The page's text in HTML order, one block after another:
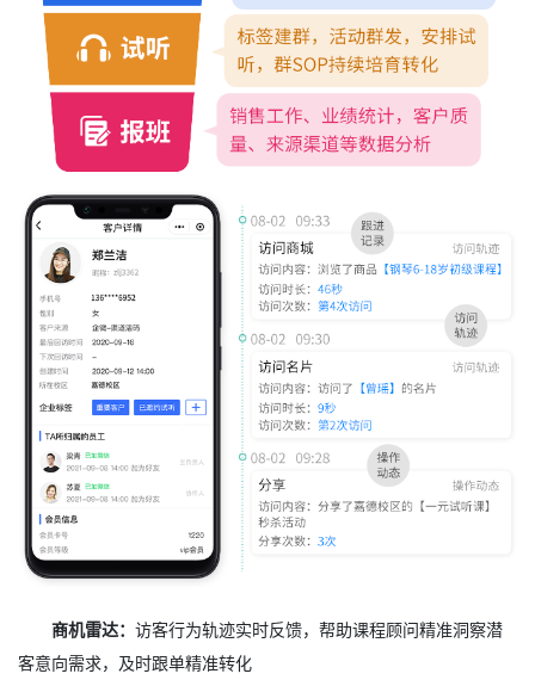
商机雷达：访客行为轨迹实时反馈，帮助课程顾问精准洞察潜
客意向需求，及时跟单精准转化